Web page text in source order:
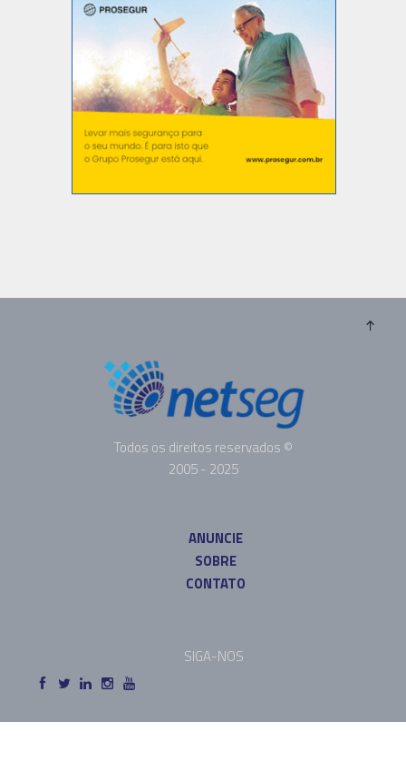
Todos os direitos reservados ©
2005 - 2025
ANUNCIE
SOBRE
CONTATO
SIGA-NOS